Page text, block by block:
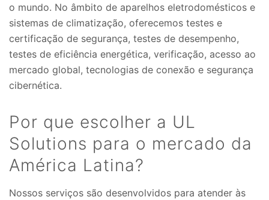
o mundo. No âmbito de aparelhos eletrodomésticos e
sistemas de climatização, oferecemos testes e
certificação de segurança, testes de desempenho,
testes de eficiência energética, verificação, acesso ao
mercado global, tecnologias de conexão e segurança
cibernética.
Por que escolher a UL
Solutions para o mercado da
América Latina?
Nossos serviços são desenvolvidos para atender às